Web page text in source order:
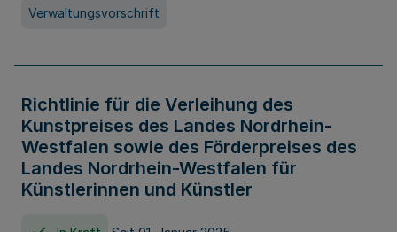
Verwaltungsvorschrift
Richtlinie für die Verleihung des
Kunstpreises des Landes Nordrhein-
Westfalen sowie des Förderpreises des
Landes Nordrhein-Westfalen für
Künstlerinnen und Künstler